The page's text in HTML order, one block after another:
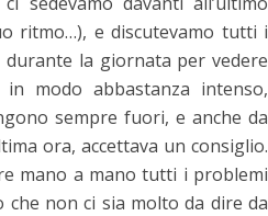
ritmo…), e discutevamo tutti i
la giornata per vedere
modo abbastanza intenso,
sempre fuori, e anche da
ora, accettava un consiglio.
mano a mano tutti i problemi
che non ci sia molto da dire da